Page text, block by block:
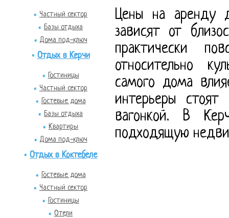
Частный сектор
Базы отдыха
Дома под-ключ
Отдых в Керчи
Гостиницы
Частный сектор
Гостевые дома
Базы отдыха
Квартиры
Дома под-ключ
Отдых в Коктебеле
Гостевые дома
Частный сектор
Гостиницы
Отели
Цены на аренду
зависят от
практически
относительно
самого дома
интерьеры
вагонкой. В
подходящую